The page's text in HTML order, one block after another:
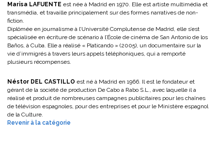
Marisa LAFUENTE est née à Madrid en 1970. Elle est artiste multimédia et
transmédia, et travaille principalement sur des formes narratives de non-
fiction.
Diplômée en journalisme à l’Université Complutense de Madrid, elle s’est
spécialisée en écriture de scénario à l’École de cinéma de San Antonio de los
Baños, à Cuba. Elle a réalisé « Platicando » (2005), un documentaire sur la
vie d’immigrés à travers leurs appels téléphoniques, qui a remporté
plusieurs récompenses.
Néstor DEL CASTILLO est né à Madrid en 1966. Il est le fondateur et
gérant de la société de production De Cabo a Rabo S.L., avec laquelle il a
réalisé et produit de nombreuses campagnes publicitaires pour les chaînes
de télévision espagnoles, pour des entreprises et pour le Ministère espagnol
de la Culture.
Revenir à la catégorie